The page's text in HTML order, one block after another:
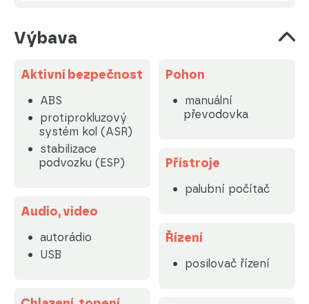
Výbava
Aktivní bezpečnost
ABS
protiprokluzový
systém kol (ASR)
stabilizace
podvozku (ESP)
Audio, video
autorádio
USB
Pohon
manuální
převodovka
Přístroje
palubní počítač
Řízení
posilovač řízení